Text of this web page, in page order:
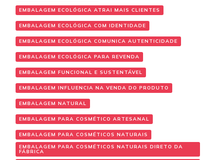
EMBALAGEM ECOLÓGICA ATRAI MAIS CLIENTES
EMBALAGEM ECOLÓGICA COM IDENTIDADE
EMBALAGEM ECOLÓGICA COMUNICA AUTENTICIDADE
EMBALAGEM ECOLÓGICA PARA REVENDA
EMBALAGEM FUNCIONAL E SUSTENTÁVEL
EMBALAGEM INFLUENCIA NA VENDA DO PRODUTO
EMBALAGEM NATURAL
EMBALAGEM PARA COSMÉTICO ARTESANAL
EMBALAGEM PARA COSMÉTICOS NATURAIS
EMBALAGEM PARA COSMÉTICOS NATURAIS DIRETO DA
FÁBRICA